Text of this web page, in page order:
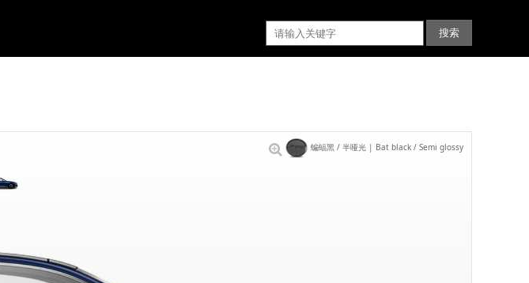
蝙蝠黑 / 半哑光 | Bat black / Semi glossy